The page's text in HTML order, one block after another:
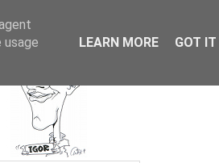
LEARN MORE GOT IT